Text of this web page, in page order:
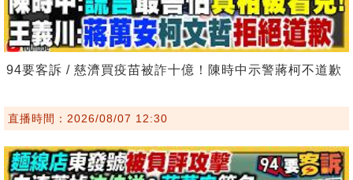
94要客訴 / 慈濟買疫苗被詐十億！陳時中示警蔣柯不道歉
直播時間：2026/08/07 12:30